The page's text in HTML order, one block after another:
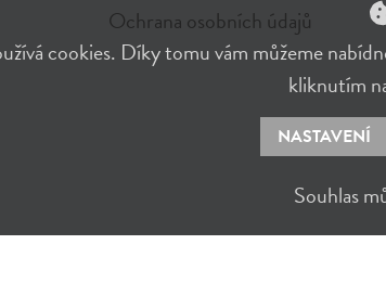
Ochrana osobních údajů
cookies. Díky tomu vám můžeme
kliknutím
NASTAVENÍ
Souhlas